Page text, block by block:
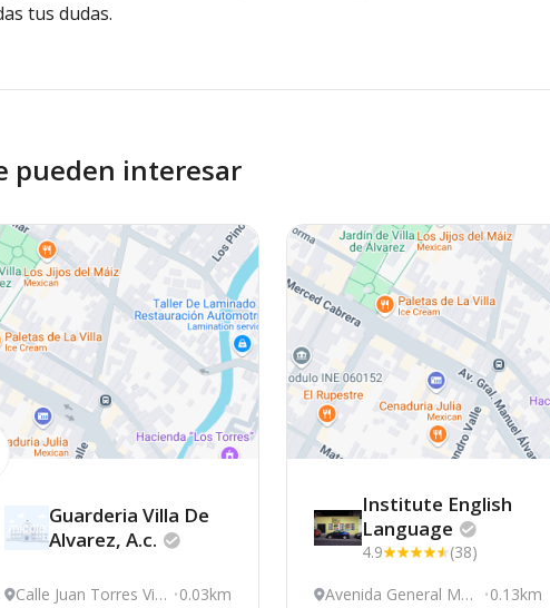
tus dudas.
pueden interesar
Guarderia Villa De
Alvarez, A.c.
Calle Juan Torres Vir
0.03km
Institute English
Language
4.9
(38)
Avenida General Ma
0.13km